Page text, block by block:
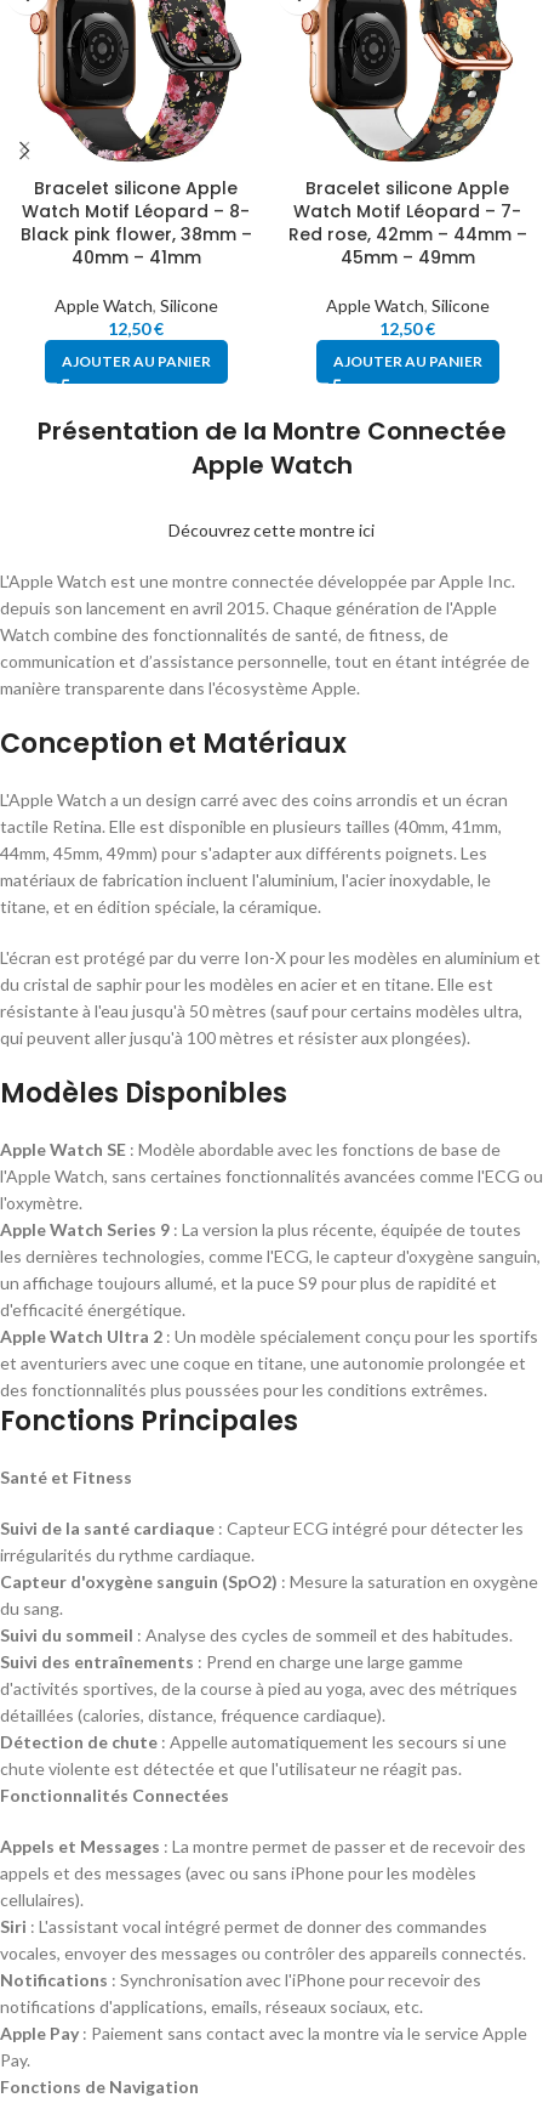
Bracelet silicone Apple
Watch Motif Léopard – 8-
Black pink flower, 38mm –
40mm – 41mm
Apple Watch, Silicone
12,50€
AJOUTER AU PANIER
Bracelet silicone Apple
Watch Motif Léopard – 7-
Red rose, 42mm – 44mm –
45mm – 49mm
Apple Watch, Silicone
12,50€
AJOUTER AU PANIER
Présentation de la Montre Connectée
Apple Watch
Découvrez cette montre ici
L'Apple Watch est une montre connectée développée par Apple Inc.
depuis son lancement en avril 2015. Chaque génération de l'Apple
Watch combine des fonctionnalités de santé, de fitness, de
communication et d’assistance personnelle, tout en étant intégrée de
manière transparente dans l'écosystème Apple.
Conception et Matériaux
L'Apple Watch a un design carré avec des coins arrondis et un écran
tactile Retina. Elle est disponible en plusieurs tailles (40mm, 41mm,
44mm, 45mm, 49mm) pour s'adapter aux différents poignets. Les
matériaux de fabrication incluent l'aluminium, l'acier inoxydable, le
titane, et en édition spéciale, la céramique.
L'écran est protégé par du verre Ion-X pour les modèles en aluminium et
du cristal de saphir pour les modèles en acier et en titane. Elle est
résistante à l'eau jusqu'à 50 mètres (sauf pour certains modèles ultra,
qui peuvent aller jusqu'à 100 mètres et résister aux plongées).
Modèles Disponibles
Apple Watch SE : Modèle abordable avec les fonctions de base de
l'Apple Watch, sans certaines fonctionnalités avancées comme l'ECG ou
l'oxymètre.
Apple Watch Series 9 : La version la plus récente, équipée de toutes
les dernières technologies, comme l'ECG, le capteur d'oxygène sanguin,
un affichage toujours allumé, et la puce S9 pour plus de rapidité et
d'efficacité énergétique.
Apple Watch Ultra 2 : Un modèle spécialement conçu pour les sportifs
et aventuriers avec une coque en titane, une autonomie prolongée et
des fonctionnalités plus poussées pour les conditions extrêmes.
Fonctions Principales
Santé et Fitness
Suivi de la santé cardiaque : Capteur ECG intégré pour détecter les
irrégularités du rythme cardiaque.
Capteur d'oxygène sanguin (SpO2) : Mesure la saturation en oxygène
du sang.
Suivi du sommeil : Analyse des cycles de sommeil et des habitudes.
Suivi des entraînements : Prend en charge une large gamme
d'activités sportives, de la course à pied au yoga, avec des métriques
détaillées (calories, distance, fréquence cardiaque).
Détection de chute : Appelle automatiquement les secours si une
chute violente est détectée et que l'utilisateur ne réagit pas.
Fonctionnalités Connectées
Appels et Messages : La montre permet de passer et de recevoir des
appels et des messages (avec ou sans iPhone pour les modèles
cellulaires).
Siri : L'assistant vocal intégré permet de donner des commandes
vocales, envoyer des messages ou contrôler des appareils connectés.
Notifications : Synchronisation avec l'iPhone pour recevoir des
notifications d'applications, emails, réseaux sociaux, etc.
Apple Pay : Paiement sans contact avec la montre via le service Apple
Pay.
Fonctions de Navigation